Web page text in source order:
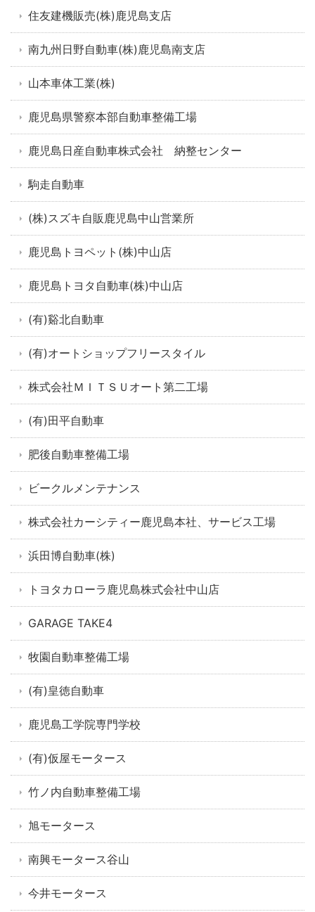
住友建機販売(株)鹿児島支店
南九州日野自動車(株)鹿児島南支店
山本車体工業(株)
鹿児島県警察本部自動車整備工場
鹿児島日産自動車株式会社 納整センター
駒走自動車
(株)スズキ自販鹿児島中山営業所
鹿児島トヨペット(株)中山店
鹿児島トヨタ自動車(株)中山店
(有)谿北自動車
(有)オートショップフリースタイル
株式会社ＭＩＴＳＵオート第二工場
(有)田平自動車
肥後自動車整備工場
ビークルメンテナンス
株式会社カーシティー鹿児島本社、サービス工場
浜田博自動車(株)
トヨタカローラ鹿児島株式会社中山店
GARAGE TAKE4
牧園自動車整備工場
(有)皇徳自動車
鹿児島工学院専門学校
(有)仮屋モータース
竹ノ内自動車整備工場
旭モータース
南興モータース谷山
今井モータース